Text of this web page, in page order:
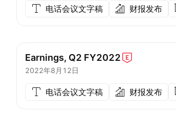
电话会议文字稿 财报发布
Earnings, Q2 FY2022
2022年8月12日
电话会议文字稿 财报发布